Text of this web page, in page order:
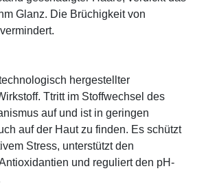
Glanz. Die Brüchigkeit von
hergestellter
Ttritt im Stoffwechsel des
auf und ist in geringen
auf der Haut zu finden. Es schützt
Stress, unterstützt den
und reguliert den pH-